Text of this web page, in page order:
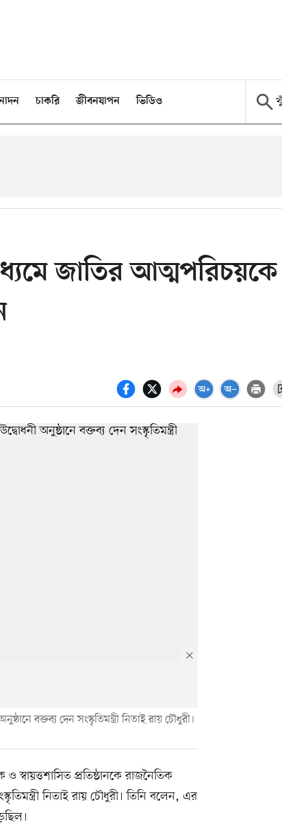
চাকরি জীবনযাপন ভিডিও
জাতির আত্মপরিচয়কে
বক্তব্য দেন সংস্কৃতিমন্ত্রী নিতাই রায় চৌধুরী।
ও স্বায়ত্তশাসিত প্রতিষ্ঠানকে রাজনৈতিক
নিতাই রায় চৌধুরী। তিনি বলেন, এর